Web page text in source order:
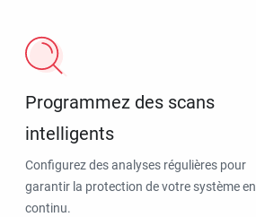
Programmez des scans
intelligents
Configurez des analyses régulières pour
garantir la protection de votre système en
continu.